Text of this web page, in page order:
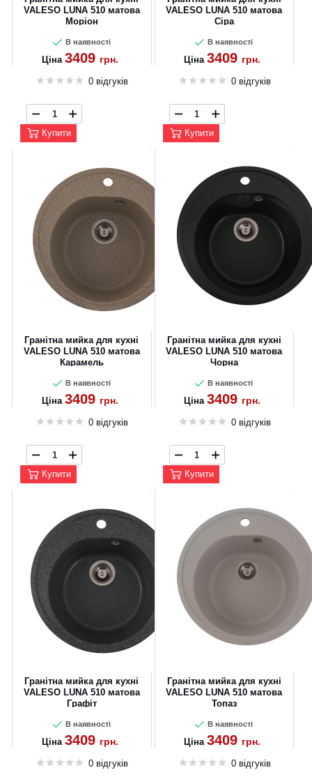
VALESO LUNA 510 матова
Моріон
В наявності
Ціна 3409 грн.
0 відгуків
Купити
VALESO LUNA 510 матова
Сіра
В наявності
Ціна 3409 грн.
0 відгуків
Купити
Гранітна мийка для кухні
VALESO LUNA 510 матова
Карамель
В наявності
Ціна 3409 грн.
0 відгуків
Купити
Гранітна мийка для кухні
VALESO LUNA 510 матова
Чорна
В наявності
Ціна 3409 грн.
0 відгуків
Купити
Гранітна мийка для кухні
VALESO LUNA 510 матова
Графіт
В наявності
Ціна 3409 грн.
0 відгуків
Гранітна мийка для кухні
VALESO LUNA 510 матова
Топаз
В наявності
Ціна 3409 грн.
0 відгуків
OK
CANCEL